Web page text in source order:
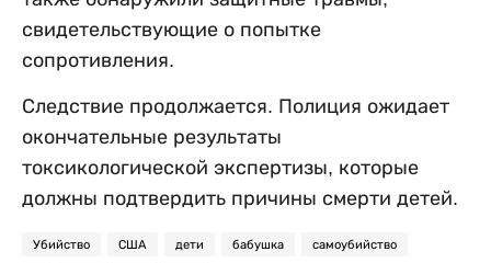
свидетельствующие о попытке
сопротивления.
Следствие продолжается. Полиция ожидает
окончательные результаты
токсикологической экспертизы, которые
должны подтвердить причины смерти детей.
Убийство США дети бабушка самоубийство